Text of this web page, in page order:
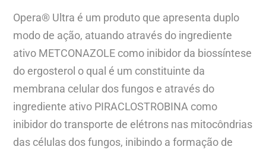
Opera® Ultra é um produto que apresenta duplo
modo de ação, atuando através do ingrediente
ativo METCONAZOLE como inibidor da biossíntese
do ergosterol o qual é um constituinte da
membrana celular dos fungos e através do
ingrediente ativo PIRACLOSTROBINA como
inibidor do transporte de elétrons nas mitocôndrias
das células dos fungos, inibindo a formação de